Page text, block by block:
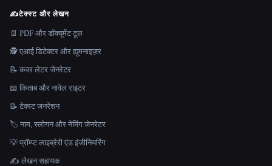
✍️टेक्स्ट और लेखन
📄 PDF और डॉक्यूमेंट टूल
🕵️ एआई डिटेक्टर और ह्यूमनाइज़र
📝 कवर लेटर जेनरेटर
📖 किताब और नावेल राइटर
📝 टेक्स्ट जनरेशन
🏷️ नाम, स्लोगन और नेमिंग जेनरेटर
💡 प्रॉम्प्ट लाइब्रेरी एंड इंजीनियरिंग
✍️ लेखन सहायक